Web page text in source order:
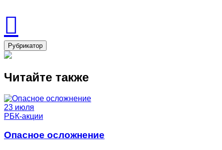
Рубрикатор
Читайте также
23 июля
РБК-акции
Опасное осложнение